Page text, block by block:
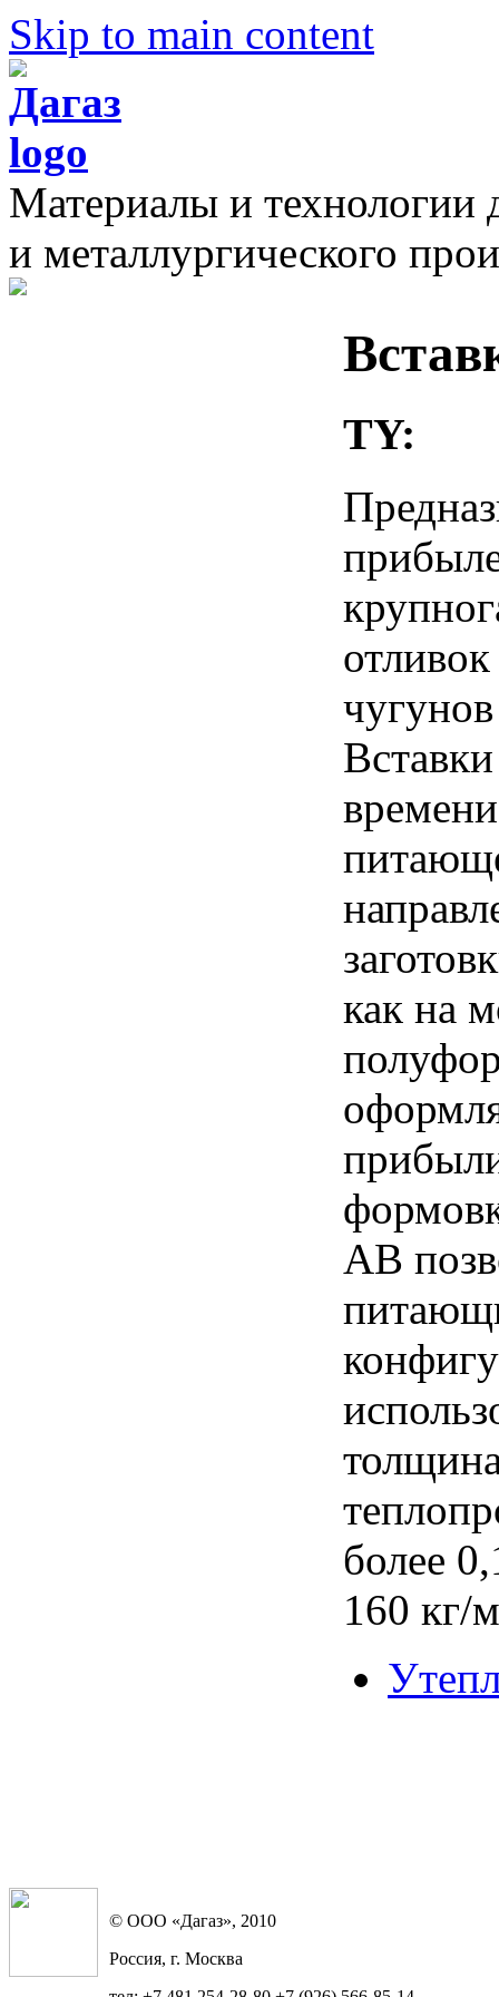
Skip to main content
Материалы и технологии
и металлургического
TY:
как на
АВ
более
160 кг/
© ООО «Дагаз», 2010
Россия, г. Москва